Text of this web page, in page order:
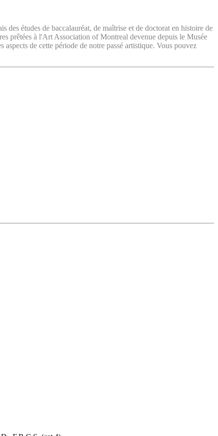
des études de baccalauréat, de maîtrise et de doctorat en histoire de
prêtées à l'Art Association of Montreal devenue depuis le Musée
de cette période de notre passé artistique. Vous pouvez